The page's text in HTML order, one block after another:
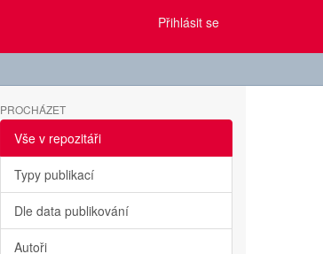
Přihlásit se
PROCHÁZET
Vše v repozitáři
Typy publikací
Dle data publikování
Autoři